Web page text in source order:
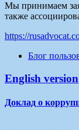
Мы принимаем
также
https://
Блог
English version
Доклад о